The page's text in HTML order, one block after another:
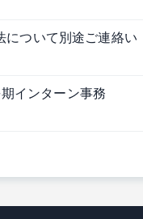
ついて別途ご連絡い
期インターン事務